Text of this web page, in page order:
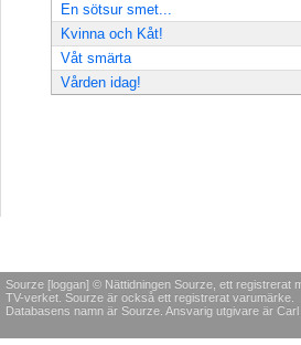
En sötsur smet...
Kvinna och Kåt!
Våt smärta
Vården idag!
Sourze [loggan] © Nättidningen Sourze, ett registrerat
TV-verket. Sourze är också ett registrerat varumärke.
Databasens namn är Sourze. Ansvarig utgivare är Carl